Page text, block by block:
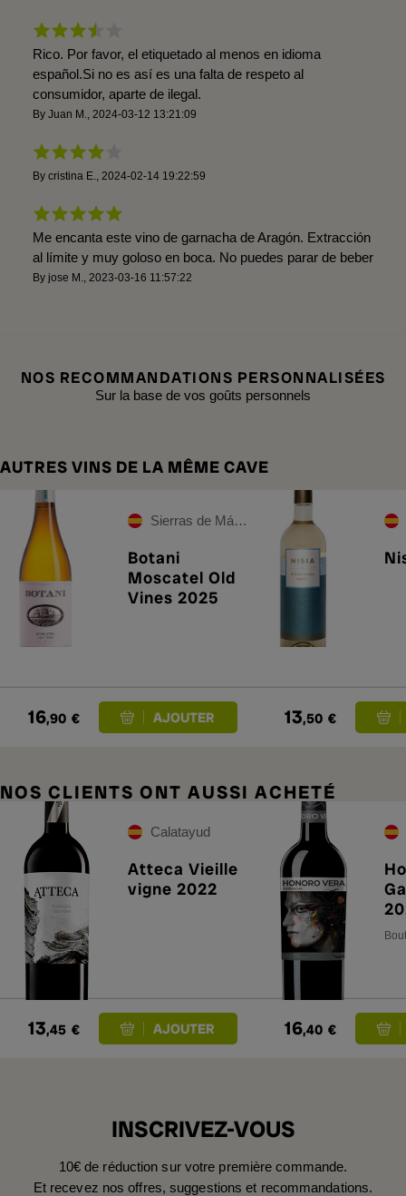
Rico. Por favor, el etiquetado al menos en idioma
español.Si no es así es una falta de respeto al
consumidor, aparte de ilegal.
By Juan M. 2024-03-12 13:21:09
By cristina E. 2024-02-14 19:22:59
Me encanta este vino de garnacha de Aragón. Extracción
al límite y muy goloso en boca. No puedes parar de beber
By jose M. 2023-03-16 11:57:22
NOS RECOMMANDATIONS PERSONNALISÉES
Sur la base de vos goûts personnels
AUTRES VINS DE LA MÊME CAVE
Sierras de Málaga
Botani
Moscatel Old
Vines 2025
16,90 € 13,50 €
NOS CLIENTS ONT AUSSI ACHETÉ
Calatayud
Atteca Vieille
vigne 2022
13,45 € 16,40 €
INSCRIVEZ-VOUS
10€ de réduction sur votre première commande.
Et recevez nos offres, suggestions et recommandations.